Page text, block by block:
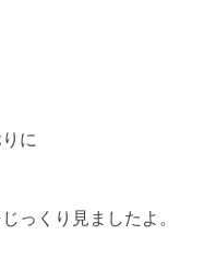
に
っくり見ましたよ。